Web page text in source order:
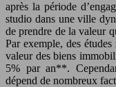
après la période
studio dans une ville
de prendre de la valeur
Par exemple, des
valeur des biens
5% par an**.
dépend de nombreux